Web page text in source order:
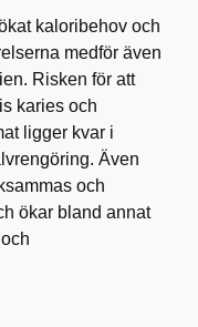
kaloribehov och
medför även
Risken för att
karies och
ligger kvar i
Även
och
ökar bland annat